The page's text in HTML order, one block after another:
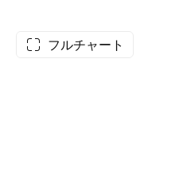
フルチャート